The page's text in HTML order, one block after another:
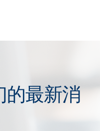
的最新消